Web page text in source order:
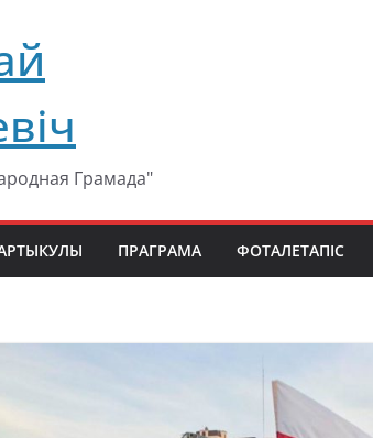
Грамада"
ПРАГРАМА ФОТАЛЕТАПІС